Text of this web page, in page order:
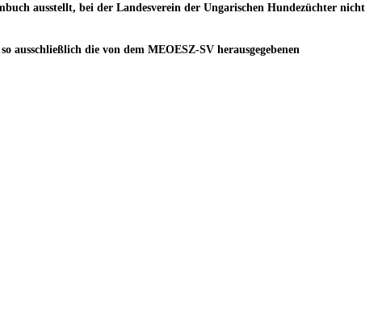
ausstellt, bei der Landesverein der Ungarischen Hundezüchter nicht
die von dem MEOESZ-SV herausgegebenen